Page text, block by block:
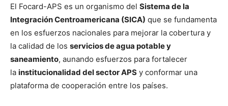
El Focard-APS es un organismo del Sistema de la
Integración Centroamericana (SICA) que se fundamenta
en los esfuerzos nacionales para mejorar la cobertura y
la calidad de los servicios de agua potable y
saneamiento, aunando esfuerzos para fortalecer
la institucionalidad del sector APS y conformar una
plataforma de cooperación entre los países.